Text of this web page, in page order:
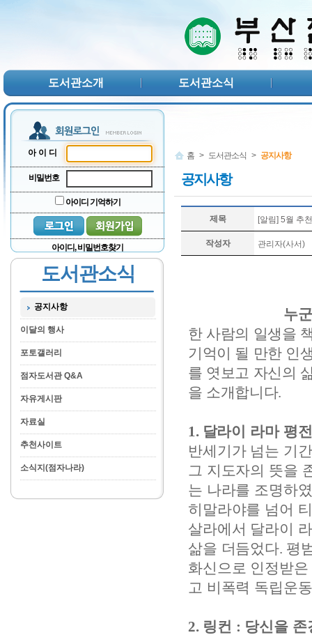
도서관소개 도서관소식
아이디
비밀번호
아이디 기억하기
아이디, 비밀번호찾기
도서관소식
공지사항
이달의 행사
포토갤러리
점자도서관 Q&A
자유게시판
자료실
추천사이트
소식지(점자나라)
홈 > 도서관소식 > 공지사항
공지사항
제목 [알림] 5월 추
작성자 관리자(사서)
누
한 사람의 일생을
기억이 될 만한 인
를 엿보고 자신의
을 소개합니다.
1. 달라이 라마 평
반세기가 넘는 기
그 지도자의 뜻을
는 나라를 조명하
히말라야를 넘어
살라에서 달라이
삶을 더듬었다. 평
화신으로 인정받
고 비폭력 독립운
2. 링컨 : 당신을